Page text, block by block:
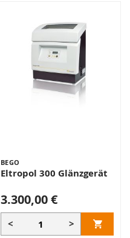
BEGO
Eltropol 300 Glänzgerät
3.300,00 €
< >